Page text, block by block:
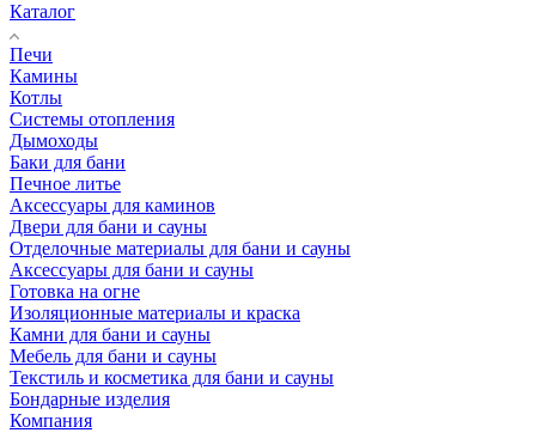
Каталог
Печи
Камины
Котлы
Системы отопления
Дымоходы
Баки для бани
Печное литье
Аксессуары для каминов
Двери для бани и сауны
Отделочные материалы для бани и сауны
Аксессуары для бани и сауны
Готовка на огне
Изоляционные материалы и краска
Камни для бани и сауны
Мебель для бани и сауны
Текстиль и косметика для бани и сауны
Бондарные изделия
Компания